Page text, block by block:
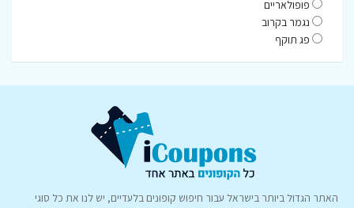
פופולאריים
נגמר בקרוב
פג תוקף
האתר הגדול ביותר בישראל עבור חיפוש קופונים בלעדיים, יש לנו את כל סוגי